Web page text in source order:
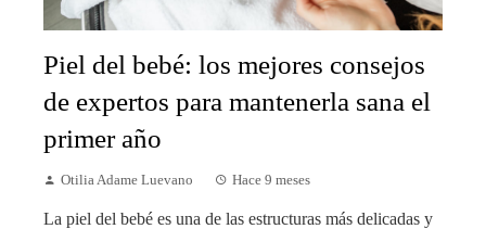
Piel del bebé: los mejores consejos
de expertos para mantenerla sana el
primer año
Otilia Adame Luevano Hace 9 meses
La piel del bebé es una de las estructuras más delicadas y